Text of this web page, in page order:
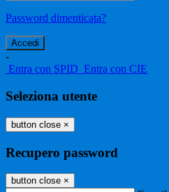
Password dimenticata?
-
Entra con SPID Entra con CIE
Seleziona utente
button close ×
Recupero password
button close ×